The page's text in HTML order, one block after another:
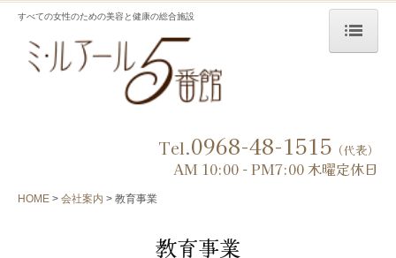
HOME
リラクゼーションエステ
すべての女性のための美容と健康の総合施設
Tel.0968-48-1515 （代表）
AM 10:00 - PM7:00 木曜定休日
HOME 会社案内 教育事業
教育事業